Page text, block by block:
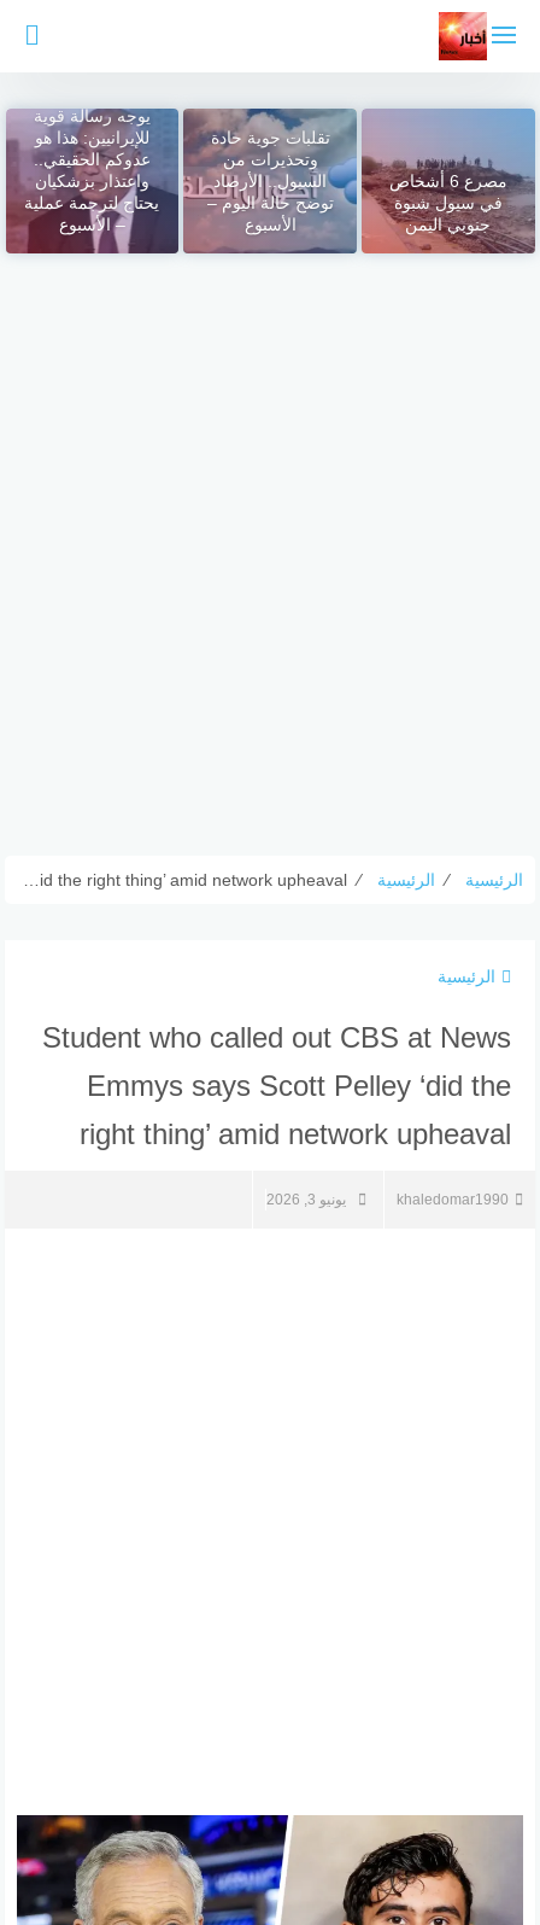
المحتوى
مصرع 6 أشخاص
في سيول شبوة
جنوبي اليمن
تقلبات جوية حادة
وتحذيرات من
السيول.. الأرصاد
توضح حالة اليوم –
الأسبوع
يوجه رسالة قوية
للإيرانيين: هذا هو
عدوكم الحقيقي..
واعتذار بزشكيان
يحتاج لترجمة عملية
– الأسبوع
الرئيسية ⁄ الرئيسية ⁄
Student who called out CBS at News Emmys says Scott Pelley ‘did the right thing’ amid network upheaval
الرئيسية
Student who called out CBS at News
Emmys says Scott Pelley ‘did the
right thing’ amid network upheaval
khaledomar1990 يونيو 3, 2026